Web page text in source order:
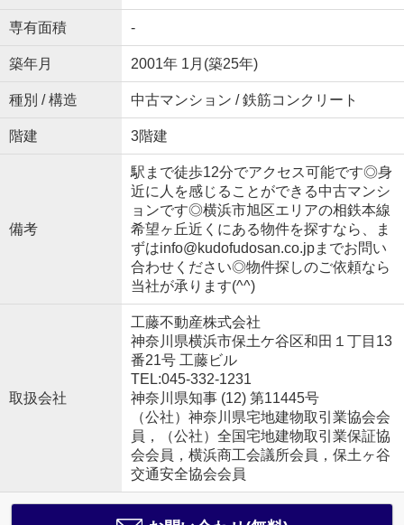
専有面積 -
築年月 2001年 1月(築25年)
種別 / 構造 中古マンション / 鉄筋コンクリート
階建 3階建
備考
駅まで徒歩12分でアクセス可能です◎身
近に人を感じることができる中古マンシ
ョンです◎横浜市旭区エリアの相鉄本線
希望ヶ丘近くにある物件を探すなら、ま
ずはinfo@kudofudosan.co.jpまでお問い
合わせください◎物件探しのご依頼なら
当社が承ります(^^)
取扱会社
工藤不動産株式会社
神奈川県横浜市保土ケ谷区和田１丁目13
番21号 工藤ビル
TEL:045-332-1231
神奈川県知事 (12) 第11445号
（公社）神奈川県宅地建物取引業協会会
員，（公社）全国宅地建物取引業保証協
会会員，横浜商工会議所会員，保土ヶ谷
交通安全協会会員